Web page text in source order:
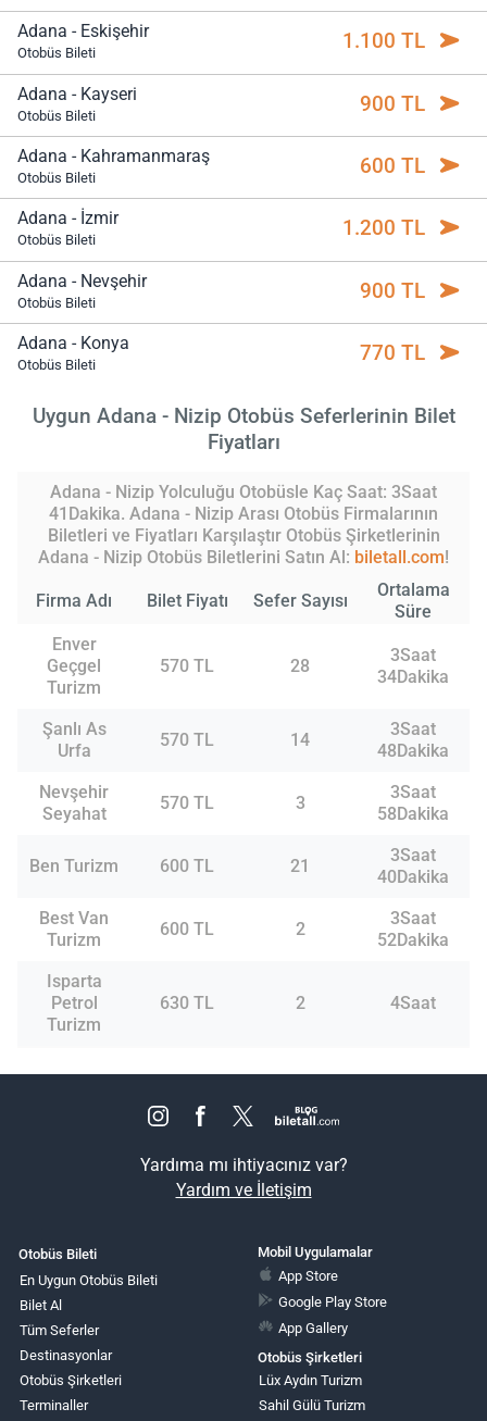
Adana - Eskişehir
Otobüs Bileti 1.100 TL
Adana - Kayseri
Otobüs Bileti 900 TL
Adana - Kahramanmaraş
Otobüs Bileti 600 TL
Adana - İzmir
Otobüs Bileti 1.200 TL
Adana - Nevşehir
Otobüs Bileti 900 TL
Adana - Konya
Otobüs Bileti 770 TL
Uygun Adana - Nizip Otobüs Seferlerinin Bilet
Fiyatları
Adana - Nizip Yolculuğu Otobüsle Kaç Saat: 3Saat
41Dakika. Adana - Nizip Arası Otobüs Firmalarının
Biletleri ve Fiyatları Karşılaştır Otobüs Şirketlerinin
Adana - Nizip Otobüs Biletlerini Satın Al: biletall.com!
Firma Adı Bilet Fiyatı Sefer Sayısı
Ortalama
Süre
Enver
Geçgel
Turizm
570 TL 28
3Saat
34Dakika
Şanlı As
Urfa
570 TL 14
3Saat
48Dakika
Nevşehir
Seyahat
570 TL 3
3Saat
58Dakika
Ben Turizm 600 TL 21
3Saat
40Dakika
Best Van
Turizm
600 TL 2
3Saat
52Dakika
Isparta
Petrol
Turizm
630 TL 2 4Saat
Yardıma mı ihtiyacınız var?
Yardım ve İletişim
Otobüs Bileti
En Uygun Otobüs Bileti
Bilet Al
Tüm Seferler
Destinasyonlar
Otobüs Şirketleri
Terminaller
Mobil Uygulamalar
App Store
Google Play Store
App Gallery
Otobüs Şirketleri
Lüx Aydın Turizm
Sahil Gülü Turizm